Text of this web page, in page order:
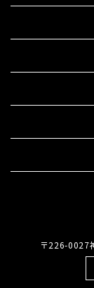
〒226-0027